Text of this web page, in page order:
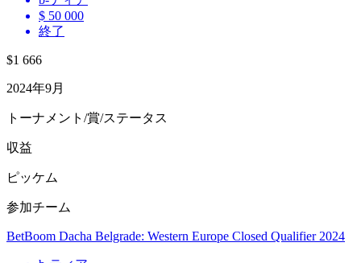
$ 50 000
終了
$1 666
2024年9月
トーナメント/賞/ステータス
収益
ピッケム
参加チーム
BetBoom Dacha Belgrade: Western Europe Closed Qualifier 2024